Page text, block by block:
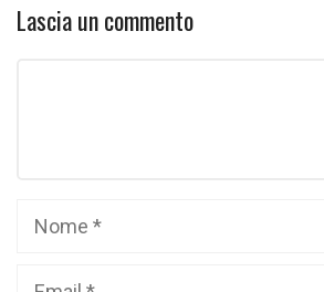
Lascia un commento